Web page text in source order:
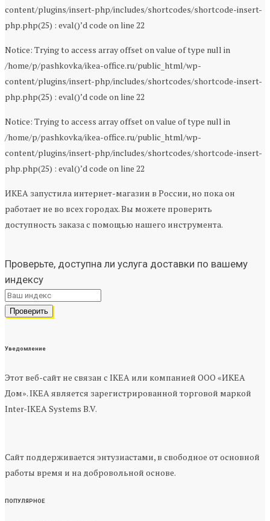
content/plugins/insert-php/includes/shortcodes/shortcode-insert-
php.php(25) : eval()’d code on line 22
Notice: Trying to access array offset on value of type null in
/home/p/pashkovka/ikea-office.ru/public_html/wp-
content/plugins/insert-php/includes/shortcodes/shortcode-insert-
php.php(25) : eval()’d code on line 22
Notice: Trying to access array offset on value of type null in
/home/p/pashkovka/ikea-office.ru/public_html/wp-
content/plugins/insert-php/includes/shortcodes/shortcode-insert-
php.php(25) : eval()’d code on line 22
ИКЕА запустила интернет-магазин в России, но пока он
работает не во всех городах. Вы можете проверить
доступность заказа с помощью нашего инструмента.
Проверьте, доступна ли услуга доставки по вашему
индексу
Уведомление
Этот веб-сайт не связан с IKEA или компанией ООО «ИКЕА
Дом». IKEA является зарегистрированной торговой маркой
Inter-IKEA Systems B.V.
Сайт поддерживается энтузиастами, в свободное от основной
работы время и на добровольной основе.
ПОПУЛЯРНОЕ